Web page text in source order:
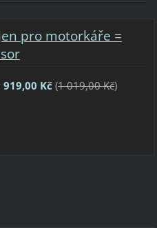
pro motorkáře =
919,00 Kč(1 019,00 Kč)